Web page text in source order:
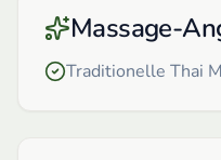
Massage-
Traditionelle Thai